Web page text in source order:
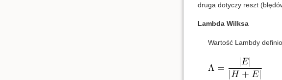
druga dotyczy reszt
Lambda Wilksa
Wartość Lambdy